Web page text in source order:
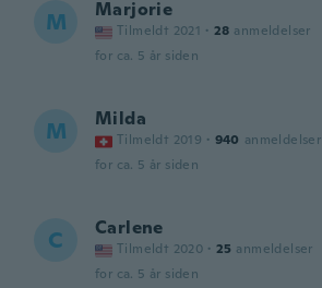
M Marjorie
Tilmeldt 2021 · 28 anmeldelser
for ca. 5 år siden
M Milda
Tilmeldt 2019 · 940 anmeldelser
for ca. 5 år siden
C Carlene
Tilmeldt 2020 · 25 anmeldelser
for ca. 5 år siden